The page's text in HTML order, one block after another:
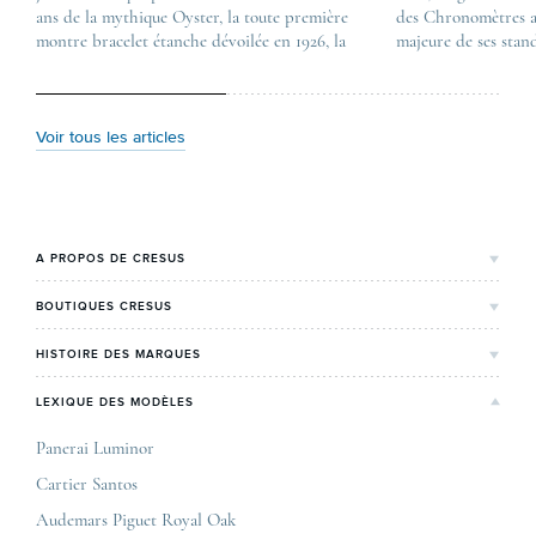
Voir tous les articles
ans de la mythique Oyster, la toute première
montre bracelet étanche dévoilée en 1926, la
commémorative alliant héritage patrimonial et
métallurgique à la réinterprétation esthétique
first appeared on
Lovetime
des Chronomètres
majeure de ses
Chronometer”,
A PROPOS DE CRESUS
L'Histoire de Cresus
Notre expertise
On parle de nous
Carrières
Conditions générales de vente
BOUTIQUES CRESUS
Lyon
Corner Maty Nantes
Corner Maty Strasbourg
HISTOIRE DES MARQUES
Rolex
Omega
LEXIQUE DES MODÈLES
Panerai Luminor
Cartier Santos
Audemars Piguet Royal Oak